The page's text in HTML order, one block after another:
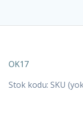
OK17
Stok kodu: SKU